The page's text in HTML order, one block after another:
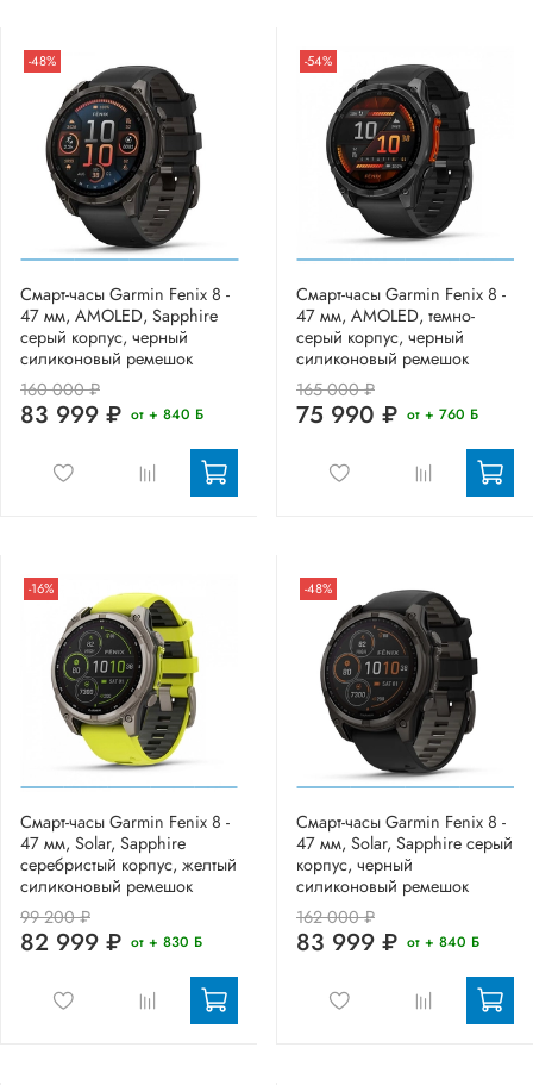
-48%
Смарт-часы Garmin Fenix 8 -
47 мм, AMOLED, Sapphire
серый корпус, черный
силиконовый ремешок
160 000 ₽
83 999 ₽ от + 840 Б
-54%
Смарт-часы Garmin Fenix 8 -
47 мм, AMOLED, темно-
серый корпус, черный
силиконовый ремешок
165 000 ₽
75 990 ₽ от + 760 Б
-16%
Смарт-часы Garmin Fenix 8 -
47 мм, Solar, Sapphire
серебристый корпус, желтый
силиконовый ремешок
99 200 ₽
82 999 ₽ от + 830 Б
-48%
Смарт-часы Garmin Fenix 8 -
47 мм, Solar, Sapphire серый
корпус, черный
силиконовый ремешок
162 000 ₽
83 999 ₽ от + 840 Б